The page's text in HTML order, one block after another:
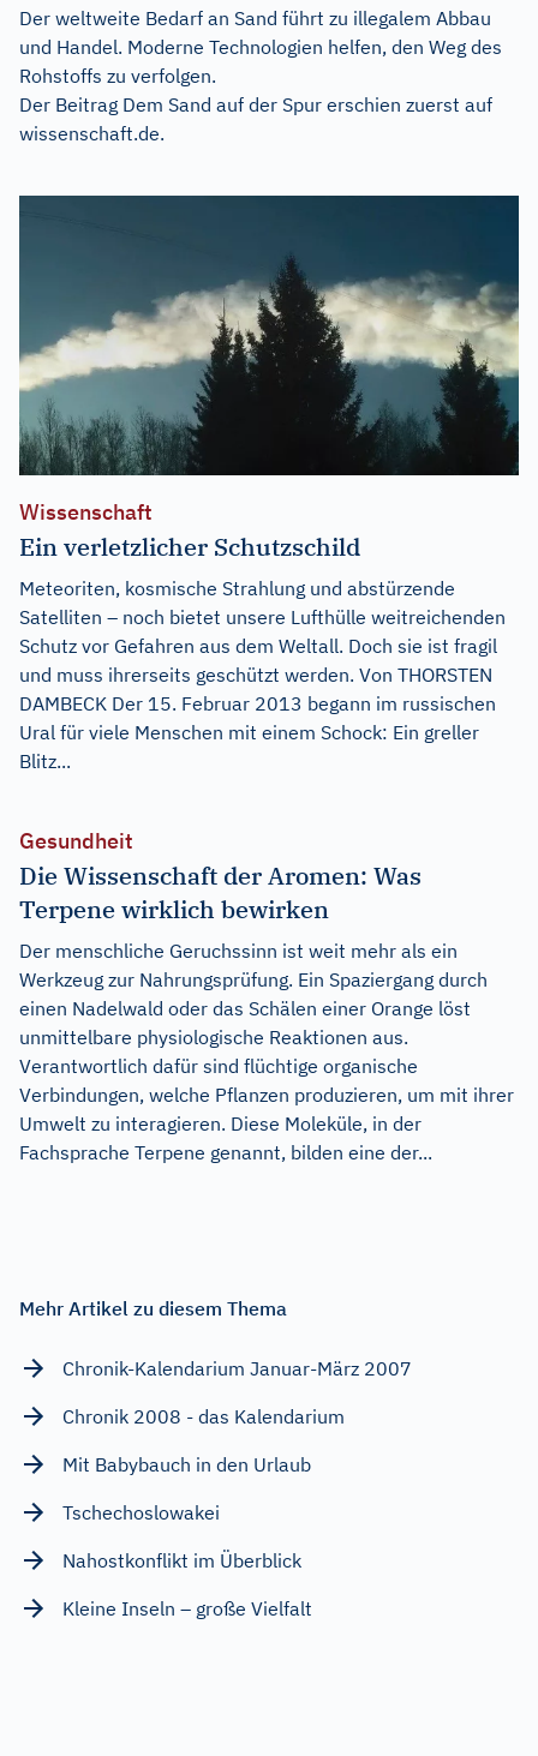
Der weltweite Bedarf an Sand führt zu illegalem Abbau
und Handel. Moderne Technologien helfen, den Weg des
Rohstoffs zu verfolgen.
Der Beitrag Dem Sand auf der Spur erschien zuerst auf
wissenschaft.de.
Wissenschaft
Ein verletzlicher Schutzschild
Meteoriten, kosmische Strahlung und abstürzende
Satelliten – noch bietet unsere Lufthülle weitreichenden
Schutz vor Gefahren aus dem Weltall. Doch sie ist fragil
und muss ihrerseits geschützt werden. Von THORSTEN
DAMBECK Der 15. Februar 2013 begann im russischen
Ural für viele Menschen mit einem Schock: Ein greller
Blitz...
Gesundheit
Die Wissenschaft der Aromen: Was
Terpene wirklich bewirken
Der menschliche Geruchssinn ist weit mehr als ein
Werkzeug zur Nahrungsprüfung. Ein Spaziergang durch
einen Nadelwald oder das Schälen einer Orange löst
unmittelbare physiologische Reaktionen aus.
Verantwortlich dafür sind flüchtige organische
Verbindungen, welche Pflanzen produzieren, um mit ihrer
Umwelt zu interagieren. Diese Moleküle, in der
Fachsprache Terpene genannt, bilden eine der...
Mehr Artikel zu diesem Thema
Chronik-Kalendarium Januar-März 2007
Chronik 2008 - das Kalendarium
Mit Babybauch in den Urlaub
Tschechoslowakei
Nahostkonflikt im Überblick
Kleine Inseln – große Vielfalt